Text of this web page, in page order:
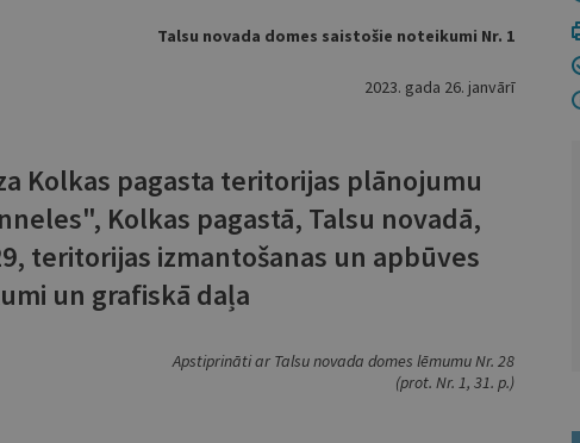
Talsu novada domes saistošie noteikumi Nr. 1
2023. gada 26. janvārī
Kolkas pagasta teritorijas plānojumu
Kolkas pagastā, Talsu novadā,
teritorijas izmantošanas un apbūves
un grafiskā daļa
Apstiprināti ar Talsu novada domes lēmumu Nr. 28
(prot. Nr. 1, 31. p.)